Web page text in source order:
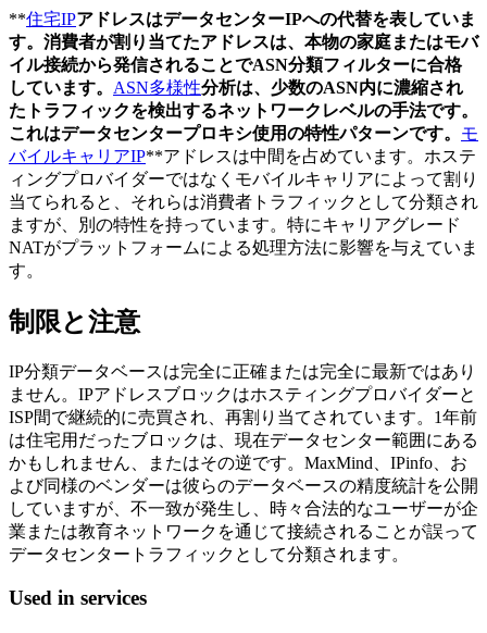
**住宅IPアドレスはデータセンターIPへの代替を表していま
す。消費者が割り当てたアドレスは、本物の家庭またはモバ
イル接続から発信されることでASN分類フィルターに合格
しています。 ASN多様性分析は、少数のASN内に濃縮され
たトラフィックを検出するネットワークレベルの手法です。
これはデータセンタープロキシ使用の特性パターンです。 モ
バイルキャリアIP**アドレスは中間を占めています。ホステ
ィングプロバイダーではなくモバイルキャリアによって割り
当てられると、それらは消費者トラフィックとして分類され
ますが、別の特性を持っています。特にキャリアグレード
NATがプラットフォームによる処理方法に影響を与えていま
す。
制限と注意
IP分類データベースは完全に正確または完全に最新ではあり
ません。IPアドレスブロックはホスティングプロバイダーと
ISP間で継続的に売買され、再割り当てされています。1年前
は住宅用だったブロックは、現在データセンター範囲にある
かもしれません、またはその逆です。MaxMind、IPinfo、お
よび同様のベンダーは彼らのデータベースの精度統計を公開
していますが、不一致が発生し、時々合法的なユーザーが企
業または教育ネットワークを通じて接続されることが誤って
データセンタートラフィックとして分類されます。
Used in services